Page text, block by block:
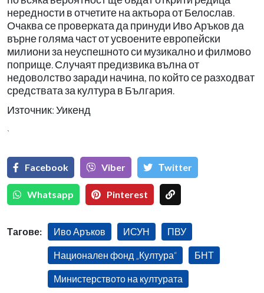
нередности в отчетите на актьора от Белослав.
Очаква се проверката да принуди Иво Аръков да
върне голяма част от усвоените европейски
милиони за неуспешното си музикално и филмово
поприще. Случаят предизвика вълна от
недоволство заради начина, по който се разходват
средствата за култура в България.
Източник: Уикенд
`
Facebook Viber Тwitter
Whatsapp Pinterest
Тагове: Иво Аръков ИСУН ПВУ
Национален фонд „Култура“ БНТ
Министерството на културата